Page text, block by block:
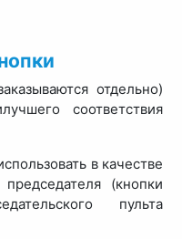
отдельно)
соответствия
в качестве
(кнопки
пульта